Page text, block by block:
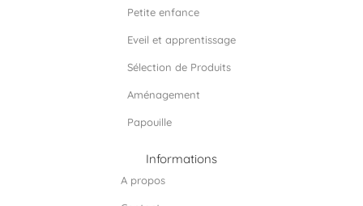
k a
m
Petite enfance
Eveil et apprentissage
Sélection de Produits
Aménagement
Papouille
Informations
A propos